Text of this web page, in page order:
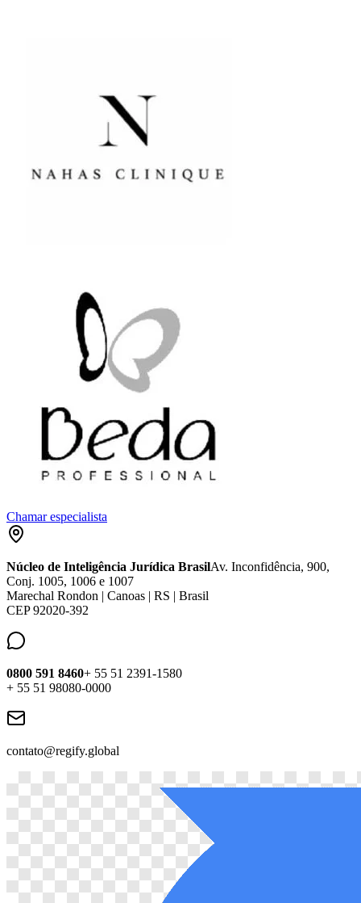
Chamar especialista
Núcleo de Inteligência Jurídica BrasilAv. Inconfidência, 900,
Conj. 1005, 1006 e 1007
Marechal Rondon | Canoas | RS | Brasil
CEP 92020-392
0800 591 8460+ 55 51 2391-1580
+ 55 51 98080-0000
contato@regify.global